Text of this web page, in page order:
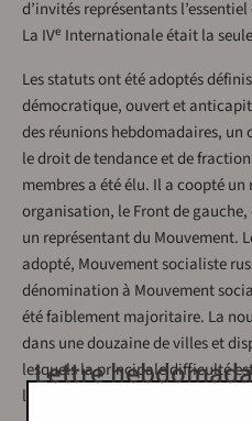
d’invités représentants
La IVe Internationale était la
Les statuts ont été adoptés
démocratique, ouvert et
des réunions hebdomadaires,
le droit de tendance et de
membres a été élu. Il a coopté
organisation, le Front de
un représentant du Mouvement.
adopté, Mouvement socialiste
dénomination à Mouvement
été faiblement majoritaire. La
dans une douzaine de villes et
lesquels la principale difficulté
liens.
Lettre